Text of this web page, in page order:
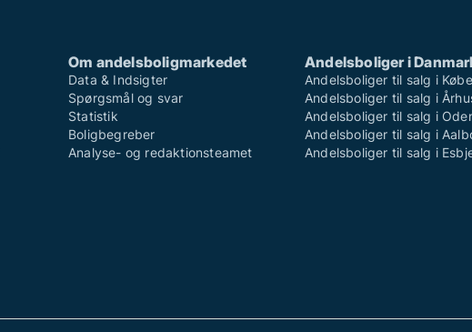
Om andelsboligmarkedet
Data & Indsigter
Spørgsmål og svar
Statistik
Boligbegreber
Analyse- og redaktionsteamet
Andelsboliger i
Andelsboliger til salg i
Andelsboliger til salg i
Andelsboliger til salg i
Andelsboliger til salg i
Andelsboliger til salg i